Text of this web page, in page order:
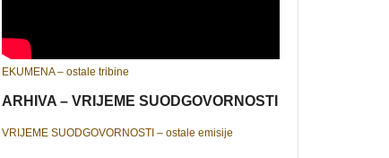
EKUMENA – ostale tribine
ARHIVA – VRIJEME SUODGOVORNOSTI
VRIJEME SUODGOVORNOSTI – ostale emisije